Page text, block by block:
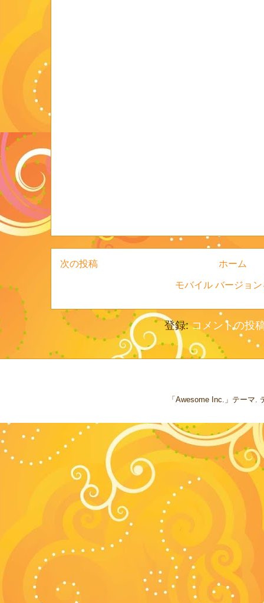
次の投稿 ホーム
モバイル バージョ
登録:コメントの投
「Awesome Inc.」テーマ.